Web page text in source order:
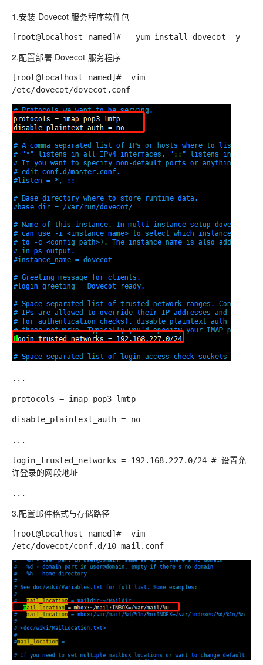
1.安装 Dovecot 服务程序软件包
[root@localhost named]# yum install dovecot -y
2.配置部署 Dovecot 服务程序
[root@localhost named]# vim
/etc/dovecot/dovecot.conf
...
protocols = imap pop3 lmtp
disable_plaintext_auth = no
...
login_trusted_networks = 192.168.227.0/24 # 设置允
许登录的网段地址
...
3.配置邮件格式与存储路径
[root@localhost named]# vim
/etc/dovecot/conf.d/10-mail.conf